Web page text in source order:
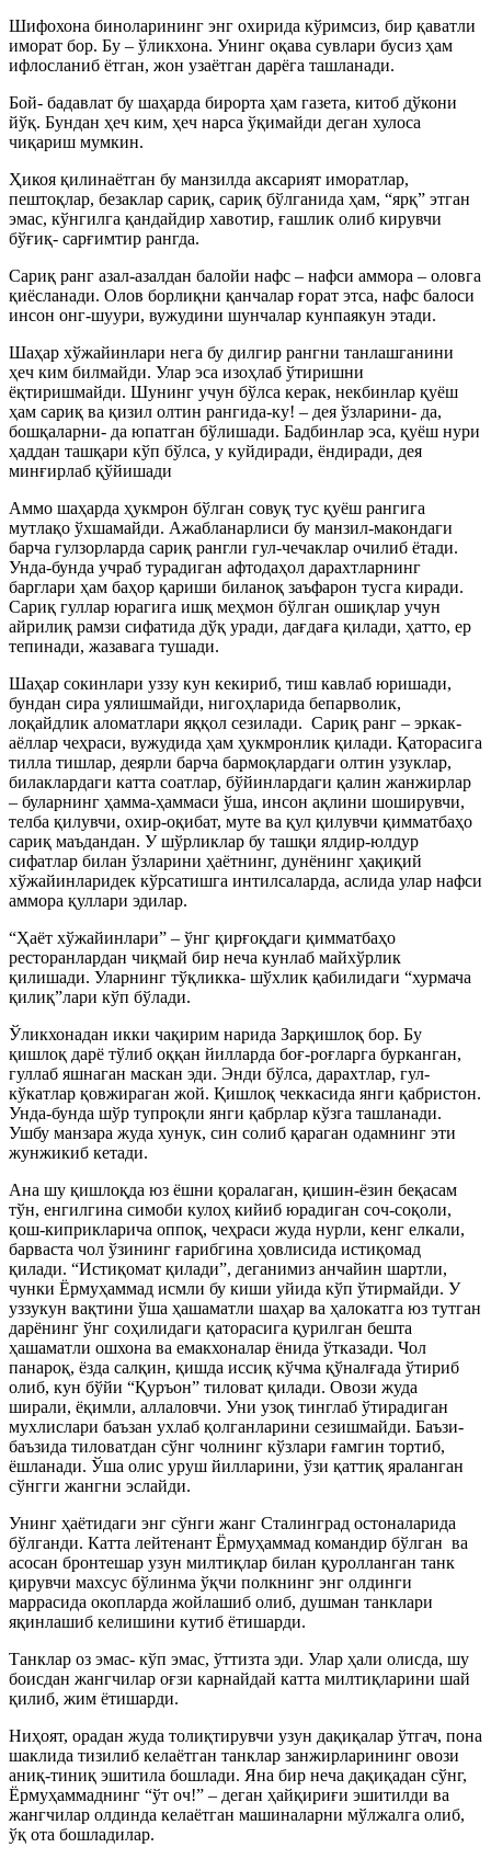
Шифохона биноларининг энг охирида кўримсиз, бир қаватли
иморат бор. Бу – ўликхона. Унинг оқава сувлари бусиз ҳам
ифлосланиб ётган, жон узаётган дарёга ташланади.
Бой- бадавлат бу шаҳарда бирорта ҳам газета, китоб дўкони
йўқ. Бундан ҳеч ким, ҳеч нарса ўқимайди деган хулоса
чиқариш мумкин.
Ҳикоя қилинаётган бу манзилда аксарият иморатлар,
пештоқлар, безаклар сариқ, сариқ бўлганида ҳам, “ярқ” этган
эмас, кўнгилга қандайдир хавотир, ғашлик олиб кирувчи
бўғиқ- сарғимтир рангда.
Сариқ ранг азал-азалдан балойи нафс – нафси аммора – оловга
қиёсланади. Олов борлиқни қанчалар ғорат этса, нафс балоси
инсон онг-шуури, вужудини шунчалар кунпаякун этади.
Шаҳар хўжайинлари нега бу дилгир рангни танлашганини
ҳеч ким билмайди. Улар эса изоҳлаб ўтиришни
ёқтиришмайди. Шунинг учун бўлса керак, некбинлар қуёш
ҳам сариқ ва қизил олтин рангида-ку! – дея ўзларини- да,
бошқаларни- да юпатган бўлишади. Бадбинлар эса, қуёш нури
ҳаддан ташқари кўп бўлса, у куйдиради, ёндиради, дея
минғирлаб қўйишади
Аммо шаҳарда ҳукмрон бўлган совуқ тус қуёш рангига
мутлақо ўхшамайди. Ажабланарлиси бу манзил-макондаги
барча гулзорларда сариқ рангли гул-чечаклар очилиб ётади.
Унда-бунда учраб турадиган афтодаҳол дарахтларнинг
барглари ҳам баҳор қариши биланоқ заъфарон тусга киради.
Сариқ гуллар юрагига ишқ меҳмон бўлган ошиқлар учун
айрилиқ рамзи сифатида дўқ уради, дағдаға қилади, ҳатто, ер
тепинади, жазавага тушади.
Шаҳар сокинлари уззу кун кекириб, тиш кавлаб юришади,
бундан сира уялишмайди, нигоҳларида бепарволик,
лоқайдлик аломатлари яққол сезилади. Сариқ ранг – эркак-
аёллар чеҳраси, вужудида ҳам ҳукмронлик қилади. Қаторасига
тилла тишлар, деярли барча бармоқлардаги олтин узуклар,
билаклардаги катта соатлар, бўйинлардаги қалин жанжирлар
– буларнинг ҳамма-ҳаммаси ўша, инсон ақлини шоширувчи,
телба қилувчи, охир-оқибат, муте ва қул қилувчи қимматбаҳо
сариқ маъдандан. У шўрликлар бу ташқи ялдир-юлдур
сифатлар билан ўзларини ҳаётнинг, дунёнинг ҳақиқий
хўжайинларидек кўрсатишга интилсаларда, аслида улар нафси
аммора қуллари эдилар.
“Ҳаёт хўжайинлари” – ўнг қирғоқдаги қимматбаҳо
ресторанлардан чиқмай бир неча кунлаб майхўрлик
қилишади. Уларнинг тўқликка- шўхлик қабилидаги “хурмача
қилиқ”лари кўп бўлади.
Ўликхонадан икки чақирим нарида Зарқишлоқ бор. Бу
қишлоқ дарё тўлиб оққан йилларда боғ-роғларга бурканган,
гуллаб яшнаган маскан эди. Энди бўлса, дарахтлар, гул-
кўкатлар қовжираган жой. Қишлоқ чеккасида янги қабристон.
Унда-бунда шўр тупроқли янги қабрлар кўзга ташланади.
Ушбу манзара жуда хунук, син солиб қараган одамнинг эти
жунжикиб кетади.
Ана шу қишлоқда юз ёшни қоралаган, қишин-ёзин беқасам
тўн, енгилгина симоби кулоҳ кийиб юрадиган соч-соқоли,
қош-киприкларича оппоқ, чеҳраси жуда нурли, кенг елкали,
барваста чол ўзининг ғарибгина ҳовлисида истиқомад
қилади. “Истиқомат қилади”, деганимиз анчайин шартли,
чунки Ёрмуҳаммад исмли бу киши уйида кўп ўтирмайди. У
уззукун вақтини ўша ҳашаматли шаҳар ва ҳалокатга юз тутган
дарёнинг ўнг соҳилидаги қаторасига қурилган бешта
ҳашаматли ошхона ва емакхоналар ёнида ўтказади. Чол
панароқ, ёзда салқин, қишда иссиқ кўчма қўналғада ўтириб
олиб, кун бўйи “Қуръон” тиловат қилади. Овози жуда
ширали, ёқимли, аллаловчи. Уни узоқ тинглаб ўтирадиган
мухлислари баъзан ухлаб қолганларини сезишмайди. Баъзи-
баъзида тиловатдан сўнг чолнинг кўзлари ғамгин тортиб,
ёшланади. Ўша олис уруш йилларини, ўзи қаттиқ яраланган
сўнгги жангни эслайди.
Унинг ҳаётидаги энг сўнги жанг Сталинград остоналарида
бўлганди. Катта лейтенант Ёрмуҳаммад командир бўлган ва
асосан бронтешар узун милтиқлар билан қуролланган танк
қирувчи махсус бўлинма ўқчи полкнинг энг олдинги
маррасида окопларда жойлашиб олиб, душман танклари
яқинлашиб келишини кутиб ётишарди.
Танклар оз эмас- кўп эмас, ўттизта эди. Улар ҳали олисда, шу
боисдан жангчилар оғзи карнайдай катта милтиқларини шай
қилиб, жим ётишарди.
Ниҳоят, орадан жуда толиқтирувчи узун дақиқалар ўтгач, пона
шаклида тизилиб келаётган танклар занжирларининг овози
аниқ-тиниқ эшитила бошлади. Яна бир неча дақиқадан сўнг,
Ёрмуҳаммаднинг “ўт оч!” – деган ҳайқириғи эшитилди ва
жангчилар олдинда келаётган машиналарни мўлжалга олиб,
ўқ ота бошладилар.